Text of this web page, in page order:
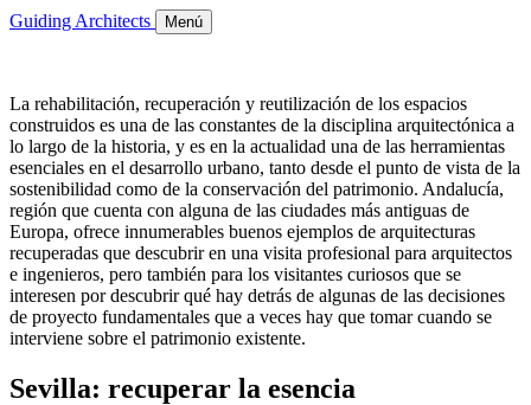
Guiding Architects Menú
La rehabilitación, recuperación y reutilización de los espacios
construidos es una de las constantes de la disciplina arquitectónica a
lo largo de la historia, y es en la actualidad una de las herramientas
esenciales en el desarrollo urbano, tanto desde el punto de vista de la
sostenibilidad como de la conservación del patrimonio. Andalucía,
región que cuenta con alguna de las ciudades más antiguas de
Europa, ofrece innumerables buenos ejemplos de arquitecturas
recuperadas que descubrir en una visita profesional para arquitectos
e ingenieros, pero también para los visitantes curiosos que se
interesen por descubrir qué hay detrás de algunas de las decisiones
de proyecto fundamentales que a veces hay que tomar cuando se
interviene sobre el patrimonio existente.
Sevilla: recuperar la esencia